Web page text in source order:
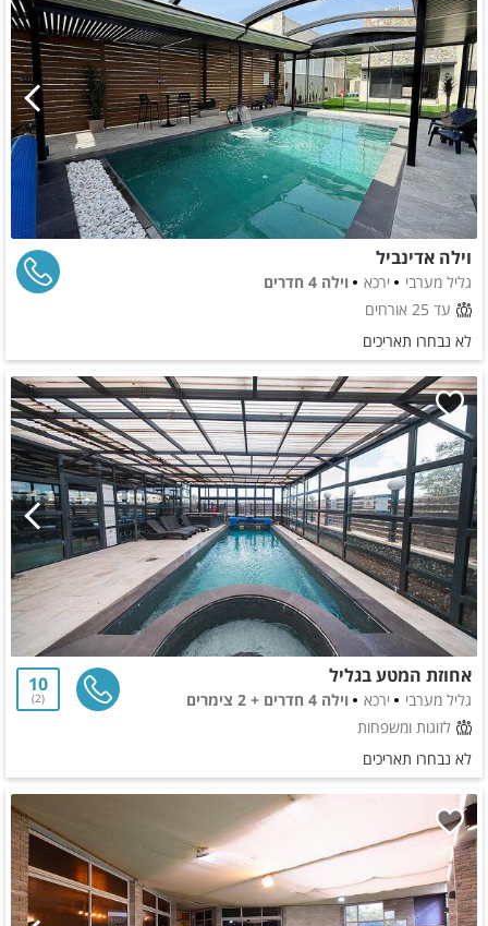
וילה אדינביל
גליל מערבי ירכא
וילה 4 חדרים
עד 25 אורחים
לא נבחרו תאריכים
אחוזת המטע בגליל
גליל מערבי ירכא
וילה 4 חדרים + 2 צימרים
לזוגות ומשפחות
10
2
לא נבחרו תאריכים